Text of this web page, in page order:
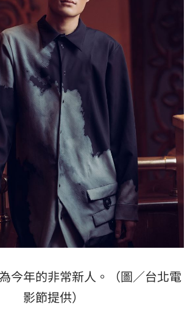
今年的非常新人。（圖／台北電
影節提供）